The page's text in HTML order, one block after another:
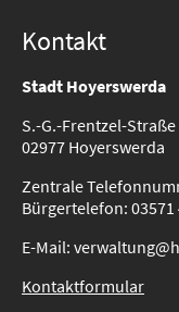
Kontakt
Stadt Hoyerswerda
S.-G.-Frentzel-Straße
02977 Hoyerswerda
Zentrale
Bürgertelefon: 03571
E-Mail:
Kontaktformular